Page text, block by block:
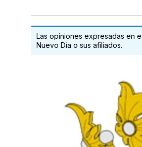
Las opiniones expresadas en
Nuevo Día o sus afiliados.